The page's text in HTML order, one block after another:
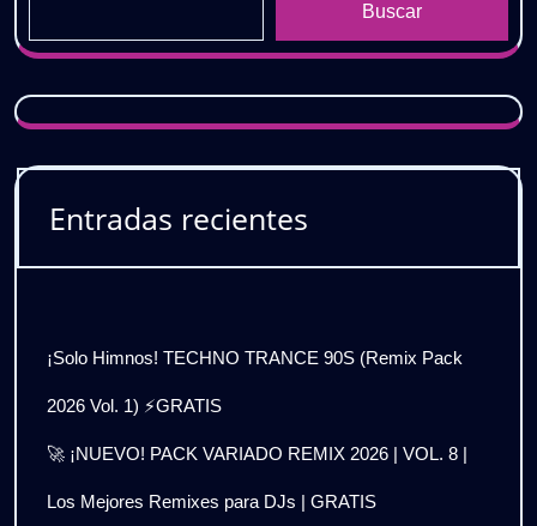
Buscar
Entradas recientes
¡Solo Himnos! TECHNO TRANCE 90S (Remix Pack
2026 Vol. 1) ⚡GRATIS
🚀 ¡NUEVO! PACK VARIADO REMIX 2026 | VOL. 8 |
Los Mejores Remixes para DJs | GRATIS